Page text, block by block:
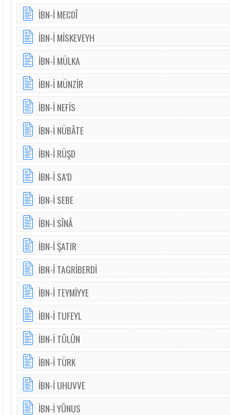
İBN-İ MECDÎ
İBN-İ MİSKEVEYH
İBN-İ MÜLKA
İBN-İ MÜNZİR
İBN-İ NEFİS
İBN-İ NÜBÂTE
İBN-İ RÜŞD
İBN-İ SA’D
İBN-İ SEBE
İBN-İ SÎNÂ
İBN-İ ŞATIR
İBN-İ TAGRİBERDİ
İBN-İ TEYMİYYE
İBN-İ TUFEYL
İBN-İ TÛLÛN
İBN-İ TÜRK
İBN-İ UHUVVE
İBN-İ YÛNUS